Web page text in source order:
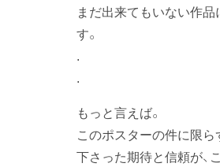
まだ出来てもいない作
す。
.
.
もっと言えば。
このポスターの件に限
下さった期待と信頼が、